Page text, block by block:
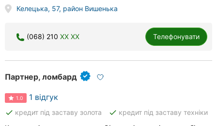
Келецька, 57, район Вишенька
(068) 210 XX XX Телефонувати
Партнер, ломбард
1.0 1 відгук
done кредит під заставу золота done кредит під заставу техніки